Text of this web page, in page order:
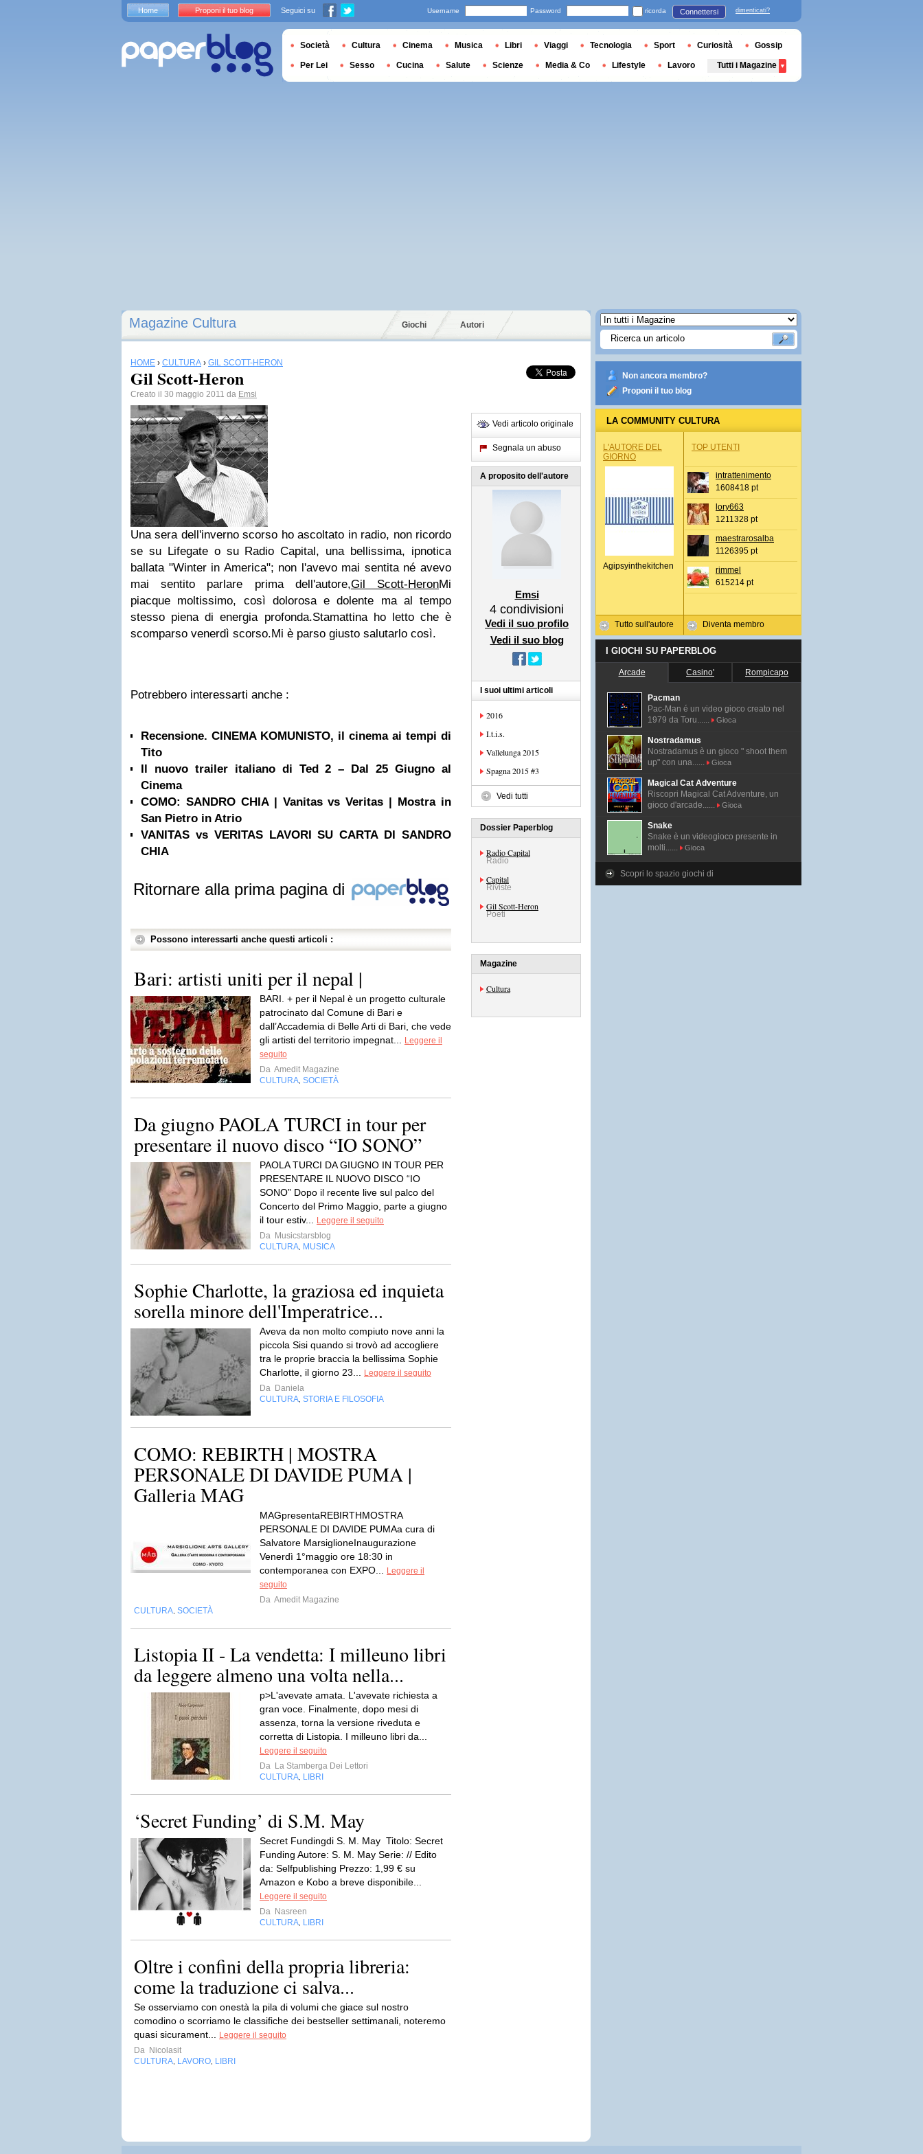
Magazine Cultura Giochi Autori
HOME › CULTURA › GIL SCOTT-HERON
Gil Scott-Heron
Creato il 30 maggio 2011 da Emsi
Una sera dell'inverno scorso ho ascoltato in radio, non ricordo
se su Lifegate o su Radio Capital, una bellissima, ipnotica
ballata "Winter in America"; non l'avevo mai sentita né avevo
mai sentito parlare prima dell'autore,Gil Scott-HeronMi
piacque moltissimo, così dolorosa e dolente ma al tempo
stesso piena di energia profonda.Stamattina ho letto che è
scomparso venerdì scorso.Mi è parso giusto salutarlo così.
Potrebbero interessarti anche :
Recensione. CINEMA KOMUNISTO, il cinema ai tempi di
Tito
Il nuovo trailer italiano di Ted 2 – Dal 25 Giugno al
Cinema
COMO: SANDRO CHIA | Vanitas vs Veritas | Mostra in
San Pietro in Atrio
VANITAS vs VERITAS LAVORI SU CARTA DI SANDRO
CHIA
Ritornare alla prima pagina di
Possono interessarti anche questi articoli :
Bari: artisti uniti per il nepal |
BARI. + per il Nepal è un progetto culturale
patrocinato dal Comune di Bari e
dall’Accademia di Belle Arti di Bari, che vede
gli artisti del territorio impegnat...
Leggere il
seguito
Da Amedit Magazine
CULTURA SOCIETÀ
Da giugno PAOLA TURCI in tour per
presentare il nuovo disco “IO SONO”
PAOLA TURCI DA GIUGNO IN TOUR PER
PRESENTARE IL NUOVO DISCO “IO
SONO” Dopo il recente live sul palco del
Concerto del Primo Maggio, parte a giugno
il tour estiv...
Leggere il seguito
Da Musicstarsblog
CULTURA MUSICA
Sophie Charlotte, la graziosa ed inquieta
sorella minore dell'Imperatrice...
Aveva da non molto compiuto nove anni la
piccola Sisi quando si trovò ad accogliere
tra le proprie braccia la bellissima Sophie
Charlotte, il giorno 23...
Leggere il seguito
Da Daniela
CULTURA STORIA E FILOSOFIA
COMO: REBIRTH | MOSTRA
PERSONALE DI DAVIDE PUMA |
Galleria MAG
MAGpresentaREBIRTHMOSTRA
PERSONALE DI DAVIDE PUMAa cura di
Salvatore MarsiglioneInaugurazione
Venerdì 1°maggio ore 18:30 in
contemporanea con EXPO...
Leggere il
seguito
Da Amedit Magazine
CULTURA SOCIETÀ
Listopia II - La vendetta: I milleuno libri
da leggere almeno una volta nella...
p>L'avevate amata. L'avevate richiesta a
gran voce. Finalmente, dopo mesi di
assenza, torna la versione riveduta e
corretta di Listopia. I milleuno libri da...
Leggere il seguito
Da La Stamberga Dei Lettori
CULTURA LIBRI
‘Secret Funding’ di S.M. May
Secret Fundingdi S. M. May Titolo: Secret
Funding Autore: S. M. May Serie: // Edito
da: Selfpublishing Prezzo: 1,99 € su
Amazon e Kobo a breve disponibile...
Leggere il seguito
Da Nasreen
CULTURA LIBRI
Oltre i confini della propria libreria:
come la traduzione ci salva...
Se osserviamo con onestà la pila di volumi che giace sul nostro
comodino o scorriamo le classifiche dei bestseller settimanali, noteremo
quasi sicurament...
Leggere il seguito
Da Nicolasit
CULTURA LAVORO LIBRI
Vedi articolo originale
Segnala un abuso
A proposito dell'autore
Emsi
4 condivisioni
Vedi il suo profilo
Vedi il suo blog
I suoi ultimi articoli
2016
I.t.i.s.
Vallelunga 2015
Spagna 2015 #3
Vedi tutti
Dossier Paperblog
Radio Capital
Radio
Capital
Riviste
Gil Scott-Heron
Poeti
Magazine
Cultura
Non ancora membro?
Proponi il tuo blog
LA COMMUNITY CULTURA
L'AUTORE DEL
GIORNO
Agipsyinthekitchen
Tutto sull'autore
TOP UTENTI
intrattenimento
1608418 pt
lory663
1211328 pt
maestrarosalba
1126395 pt
rimmel
615214 pt
Diventa membro
I GIOCHI SU PAPERBLOG
Arcade Casino' Rompicapo
Pacman
Pac-Man é un video gioco creato nel
1979 da Toru......
Gioca
Nostradamus
Nostradamus è un gioco " shoot them
up" con una......
Gioca
Magical Cat Adventure
Riscopri Magical Cat Adventure, un
gioco d'arcade......
Gioca
Snake
Snake è un videogioco presente in
molti......
Gioca
Scopri lo spazio giochi di
Home Proponi il tuo blog Seguici su Username Password ricorda Connettersi dimenticati?
Società Cultura Cinema Musica Libri Viaggi Tecnologia Sport Curiosità Gossip
Per Lei Sesso Cucina Salute Scienze Media & Co Lifestyle Lavoro Tutti i Magazine